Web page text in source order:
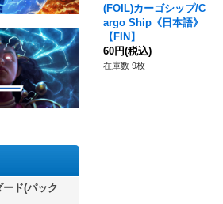
ド(パック
(FOIL)カーゴシップ/C
argo Ship《日本語》
【FIN】
60円(税込)
在庫数 9枚